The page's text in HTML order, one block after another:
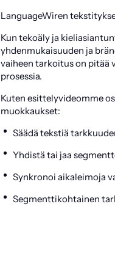
LanguageWiren
Kun tekoäly ja
yhdenmukaisuuden ja
vaiheen tarkoitus on pitää
prosessia.
Kuten esittelyvideomme
muokkaukset:
Säädä tekstiä
Yhdistä tai jaa
Synkronoi aikaleimoja
Segmenttikohtainen